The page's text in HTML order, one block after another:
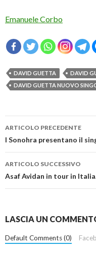
Emanuele Corbo
DAVID GUETTA
DAVID
DAVID GUETTA NUOVO
Navigazione
articolo
ARTICOLO PRECEDENTE
I Sonohra presentano il
ARTICOLO SUCCESSIVO
Asaf Avidan in tour in
LASCIA UN
Default Comments (0)